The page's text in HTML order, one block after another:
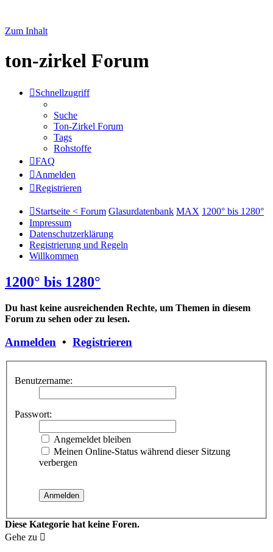
Zum Inhalt
ton-zirkel Forum
Schnellzugriff
Suche
Ton-Zirkel Forum
Tags
Rohstoffe
FAQ
Anmelden
Registrieren
Startseite < Forum Glasurdatenbank MAX 1200° bis 1280°
Impressum
Datenschutzerklärung
Registrierung und Regeln
Willkommen
1200° bis 1280°
Du hast keine ausreichenden Rechte, um Themen in diesem
Forum zu sehen oder zu lesen.
Anmelden • Registrieren
Benutzername:
Passwort:
Angemeldet bleiben
Meinen Online-Status während dieser Sitzung
verbergen
Diese Kategorie hat keine Foren.
Gehe zu